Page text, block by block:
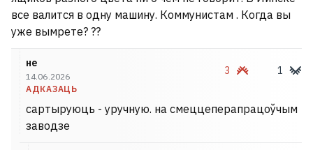
все валится в одну машину. Коммунистам . Когда вы
уже вымрете? ??
не
14.06.2026
АДКАЗАЦЬ
3 1
сартыруюць - уручную. на смеццеперапрацоўчым
заводзе